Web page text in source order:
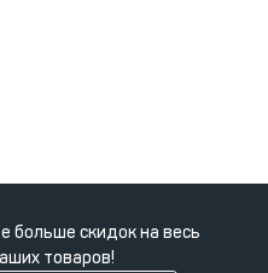
больше скидок на весь
товаров!